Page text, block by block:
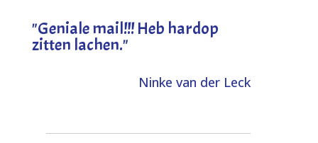
"Geniale mail!!! Heb hardop
zitten lachen."
Ninke van der Leck